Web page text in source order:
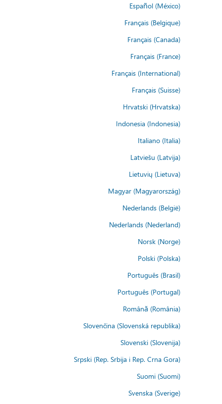
Español (México)
Français (Belgique)
Français (Canada)
Français (France)
Français (International)
Français (Suisse)
Hrvatski (Hrvatska)
Indonesia (Indonesia)
Italiano (Italia)
Latviešu (Latvija)
Lietuvių (Lietuva)
Magyar (Magyarország)
Nederlands (België)
Nederlands (Nederland)
Norsk (Norge)
Polski (Polska)
Português (Brasil)
Português (Portugal)
Română (România)
Slovenčina (Slovenská republika)
Slovenski (Slovenija)
Srpski (Rep. Srbija i Rep. Crna Gora)
Suomi (Suomi)
Svenska (Sverige)